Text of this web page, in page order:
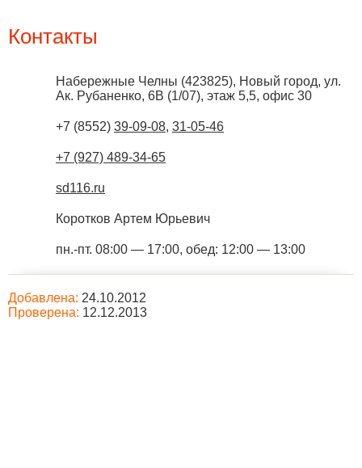
Контакты
Набережные Челны (423825), Новый город, ул.
Ак. Рубаненко, 6В (1/07), этаж 5,5, офис 30
+7 (8552) 39-09-08, 31-05-46
+7 (927) 489-34-65
sd116.ru
Коротков Артем Юрьевич
пн.-пт. 08:00 — 17:00, обед: 12:00 — 13:00
Добавлена: 24.10.2012
Проверена: 12.12.2013